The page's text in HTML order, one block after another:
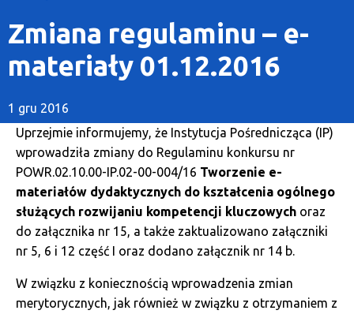
Zmiana regulaminu – e-
materiały 01.12.2016
1 gru 2016
Uprzejmie informujemy, że Instytucja Pośrednicząca (IP)
wprowadziła zmiany do Regulaminu konkursu nr
POWR.02.10.00-IP.02-00-004/16 Tworzenie e-
materiałów dydaktycznych do kształcenia ogólnego
służących rozwijaniu kompetencji kluczowych oraz
do załącznika nr 15, a także zaktualizowano załączniki
nr 5, 6 i 12 część I oraz dodano załącznik nr 14 b.
W związku z koniecznością wprowadzenia zmian
merytorycznych, jak również w związku z otrzymaniem z